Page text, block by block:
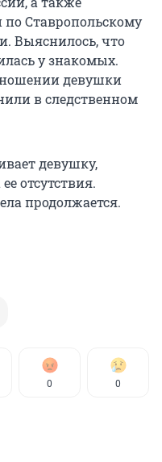
Ставропольскому
Выяснилось, что
у знакомых.
девушки
в следственном
девушку,
отсутствия.
продолжается.
0 0